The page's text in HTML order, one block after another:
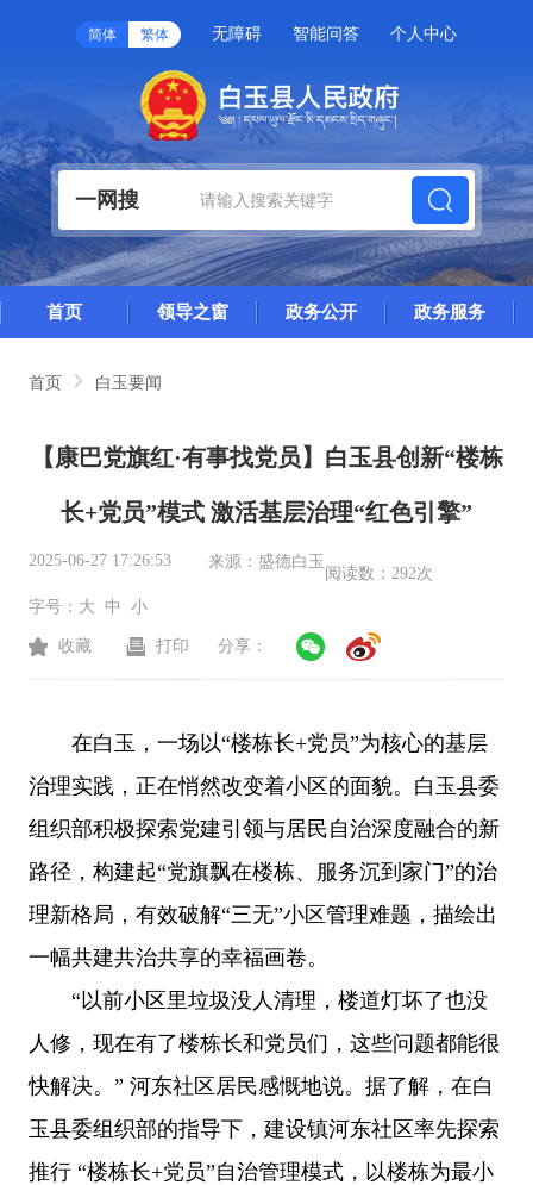
简体 繁体 无障碍 智能问答 个人中心
一网搜
首页 领导之窗 政务公开 政务服务
首页 白玉要闻
【康巴党旗红·有事找党员】白玉县创新“楼栋
长+党员”模式 激活基层治理“红色引擎”
2025-06-27 17:26:53 来源： 盛德白玉
阅读数： 292次
字号： 大 中 小
收藏 打印 分享：
在白玉，一场以“楼栋长+党员”为核心的基层
治理实践，正在悄然改变着小区的面貌。白玉县委
组织部积极探索党建引领与居民自治深度融合的新
路径，构建起“党旗飘在楼栋、服务沉到家门”的治
理新格局，有效破解“三无”小区管理难题，描绘出
一幅共建共治共享的幸福画卷。
“以前小区里垃圾没人清理，楼道灯坏了也没
人修，现在有了楼栋长和党员们，这些问题都能很
快解决。” 河东社区居民感慨地说。据了解，在白
玉县委组织部的指导下，建设镇河东社区率先探索
推行 “楼栋长+党员”自治管理模式，以楼栋为最小